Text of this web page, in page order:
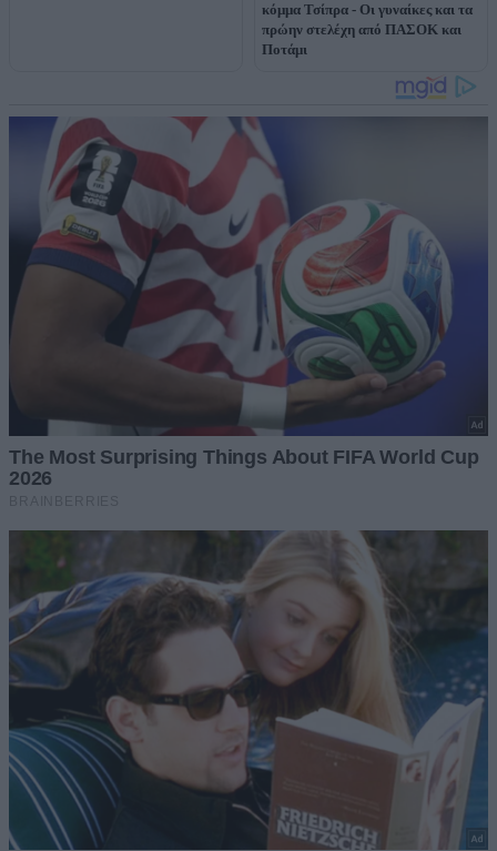
κόμμα Τσίπρα - Οι γυναίκες και τα
πρώην στελέχη από ΠΑΣΟΚ και
Ποτάμι